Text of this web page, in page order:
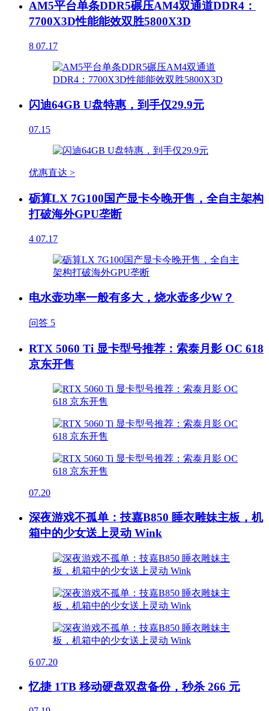
AM5平台单条DDR5碾压AM4双通道DDR4：
7700X3D性能能效双胜5800X3D
8 07.17
闪迪64GB U盘特惠，到手仅29.9元
07.15
优惠直达 >
砺算LX 7G100国产显卡今晚开售，全自主架构
打破海外GPU垄断
4 07.17
电水壶功率一般有多大，烧水壶多少W？
问答 5
RTX 5060 Ti 显卡型号推荐：索泰月影 OC 618
京东开售
07.20
深夜游戏不孤单：技嘉B850 睡衣雕妹主板，机
箱中的少女送上灵动 Wink
6 07.20
忆捷 1TB 移动硬盘双盘备份，秒杀 266 元